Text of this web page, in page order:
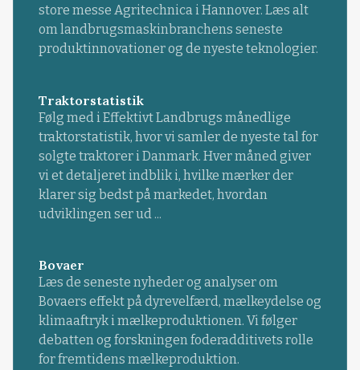
store messe Agritechnica i Hannover. Læs alt
om landbrugsmaskinbranchens seneste
produktinnovationer og de nyeste teknologier.
Traktorstatistik
Følg med i Effektivt Landbrugs månedlige
traktorstatistik, hvor vi samler de nyeste tal for
solgte traktorer i Danmark. Hver måned giver
vi et detaljeret indblik i, hvilke mærker der
klarer sig bedst på markedet, hvordan
udviklingen ser ud ...
Bovaer
Læs de seneste nyheder og analyser om
Bovaers effekt på dyrevelfærd, mælkeydelse og
klimaaftryk i mælkeproduktionen. Vi følger
debatten og forskningen foderadditivets rolle
for fremtidens mælkeproduktion.